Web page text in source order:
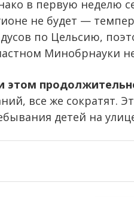
в первую неделю
не будет —
по Цельсию,
Минобрнауки
этом
все же сократят.
детей на